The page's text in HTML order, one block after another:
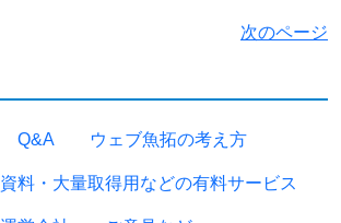
次のページ
Q&A ウェブ魚拓の考え方
資料・大量取得用などの有料サービス